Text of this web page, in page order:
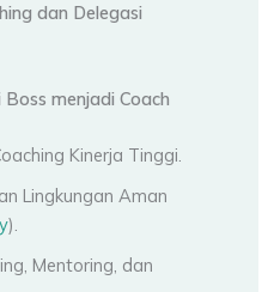
dan Delegasi
menjadi Coach
Kinerja Tinggi.
Lingkungan Aman
).
Mentoring, dan